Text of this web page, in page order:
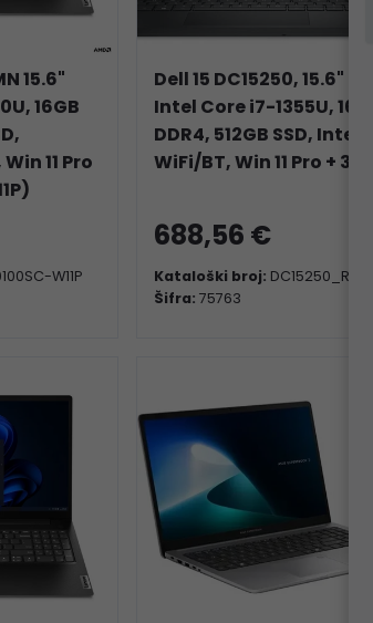
15.6"
16GB
11 Pro
W11P
Dell 15 DC15250, 15.6"
Intel Core i7-1355U, 16GB
DDR4, 512GB SSD, Intel
WiFi/BT, Win 11 Pro + 3Y
688,56 €
Kataloški broj: DC15250_RPLU
Šifra: 75763